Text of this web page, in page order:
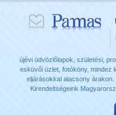
újévi üdvözlőlapok, születési,
esküvői üzlet, fotóköny, mindez
eljárásokkal alacsony árakon.
Kirendeltségeink